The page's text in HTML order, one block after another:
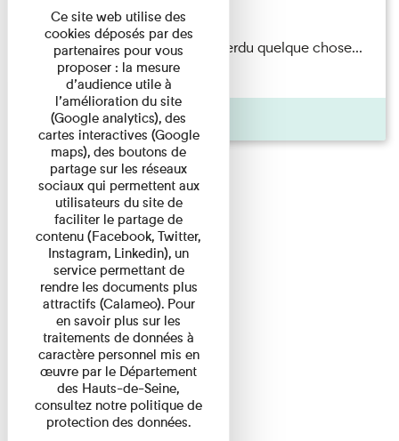
Du 15/08/2026 au 15/08/2026
Il semblerait qu’Albert Kahn a perdu quelque chose...
Accompagnés d’une ...
Agenda
Ce site web utilise des
cookies déposés par des
partenaires pour vous
proposer : la mesure
d’audience utile à
l’amélioration du site
(Google analytics), des
cartes interactives (Google
maps), des boutons de
partage sur les réseaux
sociaux qui permettent aux
utilisateurs du site de
faciliter le partage de
contenu (Facebook, Twitter,
Instagram, Linkedin), un
service permettant de
rendre les documents plus
attractifs (Calameo). Pour
en savoir plus sur les
traitements de données à
caractère personnel mis en
œuvre par le Département
des Hauts-de-Seine,
consultez notre politique de
protection des données.